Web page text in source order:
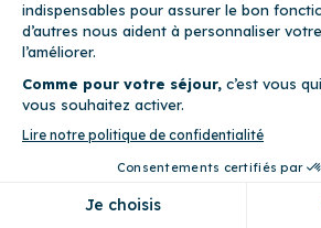
Précédent
Orange - Les Cocons
(144)
11 place Charles de Gaulle 13001